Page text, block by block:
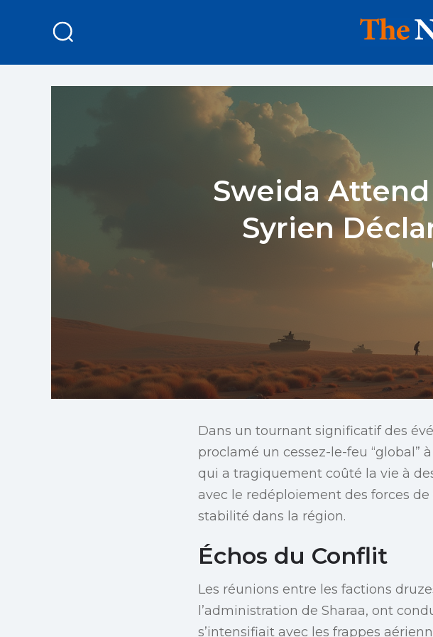
Sweida
Syrien
Dans un tournant significatif des
proclamé un cessez-le-feu “global”
qui a tragiquement coûté la vie à
avec le redéploiement des forces
stabilité dans la région.
Échos du Conflit
Les réunions entre les factions
l’administration de Sharaa, ont
s’intensifiait avec les frappes